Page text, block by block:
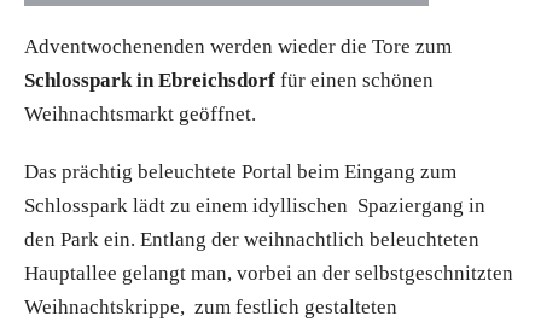
Adventwochenenden werden wieder die Tore zum
Schlosspark in Ebreichsdorf für einen schönen
Weihnachtsmarkt geöffnet.
Das prächtig beleuchtete Portal beim Eingang zum
Schlosspark lädt zu einem idyllischen Spaziergang in
den Park ein. Entlang der weihnachtlich beleuchteten
Hauptallee gelangt man, vorbei an der selbstgeschnitzten
Weihnachtskrippe, zum festlich gestalteten